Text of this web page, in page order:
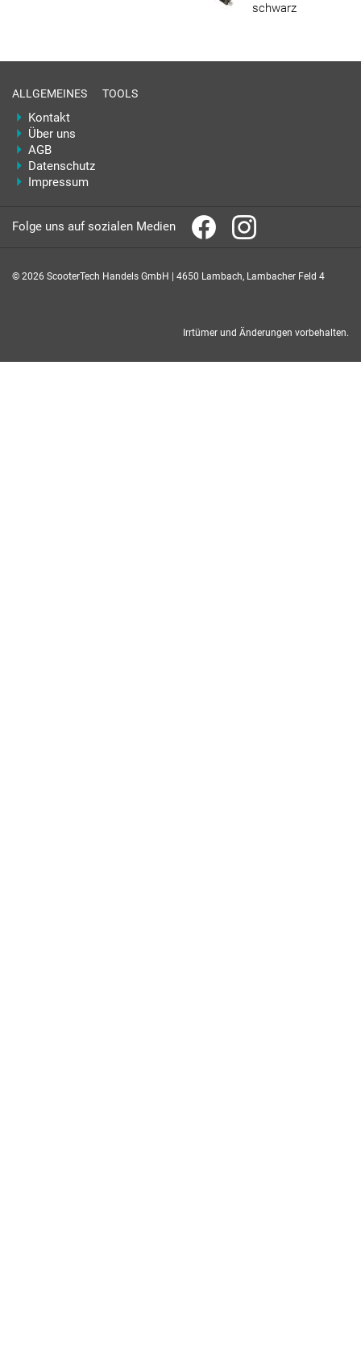
schwarz
ALLGEMEINES
Kontakt
Über uns
AGB
Datenschutz
Impressum
TOOLS
Folge uns auf sozialen Medien
© 2026 ScooterTech Handels GmbH | 4650 Lambach, Lambacher Feld 4
Irrtümer und Änderungen vorbehalten.